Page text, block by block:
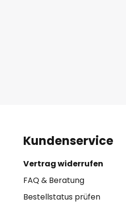
Kundenservice
Vertrag widerrufen
FAQ & Beratung
Bestellstatus prüfen